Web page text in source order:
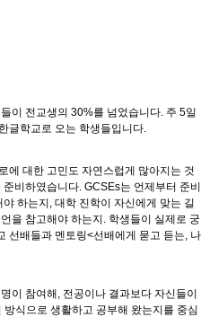
이 전교생의 30%를 넘었습니다. 주 5일
글학교로 오는 학생들입니다.
에 대한 고민도 자연스럽게 많아지는 것
비하였습니다. GCSEs는 언제부터 준비
하는지, 대학 진학이 자신에게 맞는 길
을 참고해야 하는지. 학생들이 실제로 궁
선배들과 멘토링<선배에게 묻고 듣는, 나
이 참여해, 전공이나 결과보다 자신들이
식으로 생활하고 공부해 왔는지를 중심